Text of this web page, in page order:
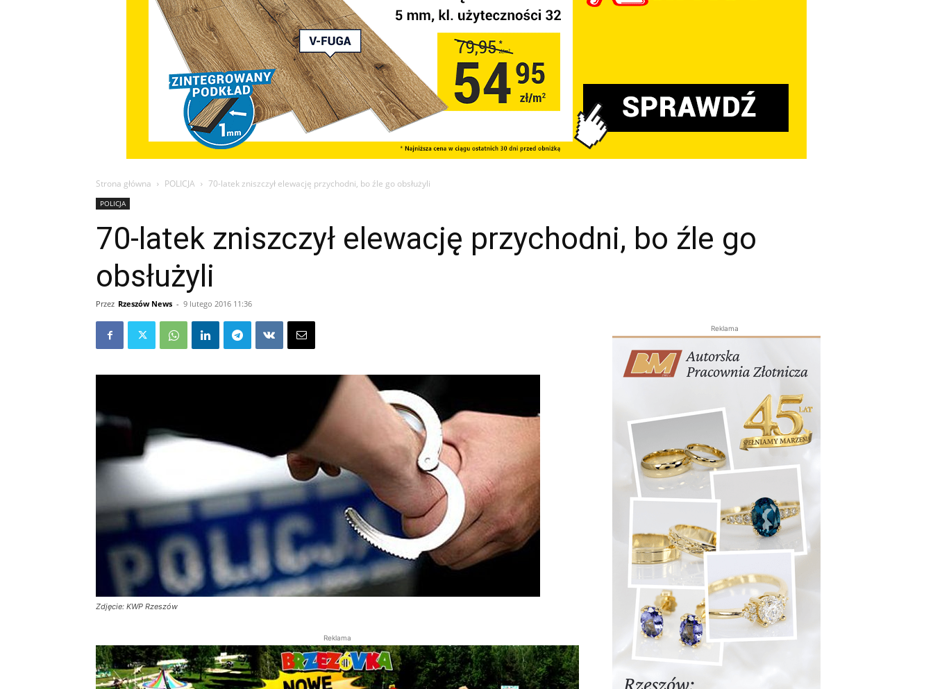
Strona główna POLICJA 70-latek zniszczył elewację przychodni, bo źle go obsłużyli
POLICJA
70-latek zniszczył elewację przychodni, bo źle go
obsłużyli
Przez Rzeszów News - 9 lutego 2016 11:36
Zdjęcie: KWP Rzeszów
Reklama
Reklama